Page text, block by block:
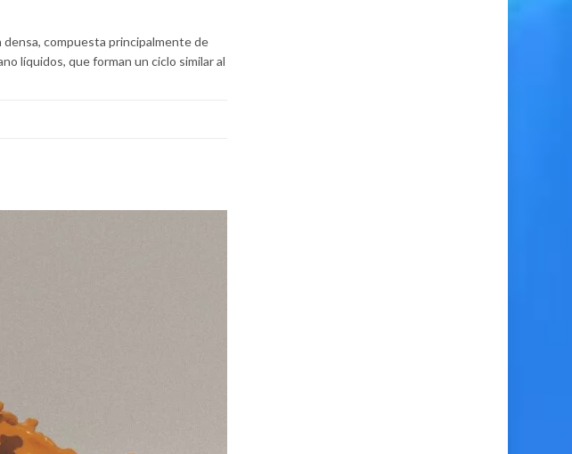
compuesta principalmente de
líquidos, que forman un ciclo similar al